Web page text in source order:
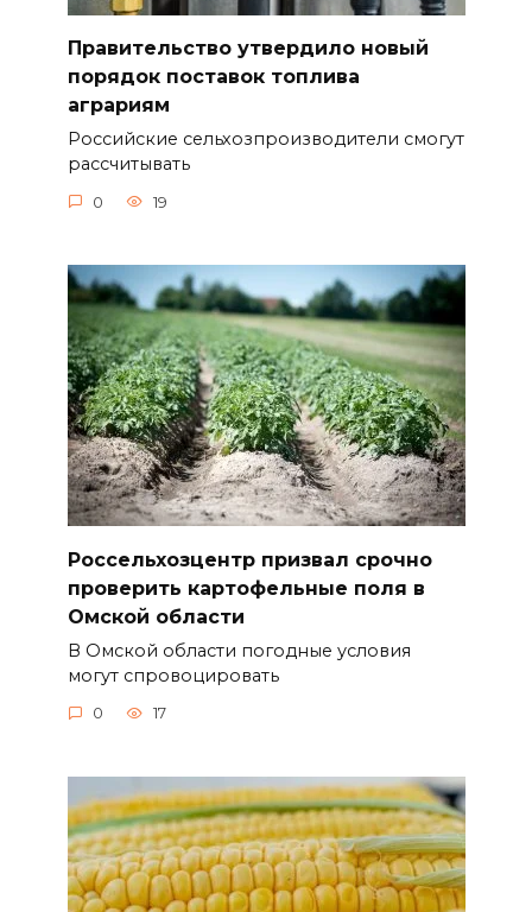
Правительство утвердило новый
порядок поставок топлива
аграриям
Российские сельхозпроизводители смогут
рассчитывать
0 19
Россельхозцентр призвал срочно
проверить картофельные поля в
Омской области
В Омской области погодные условия
могут спровоцировать
0 17